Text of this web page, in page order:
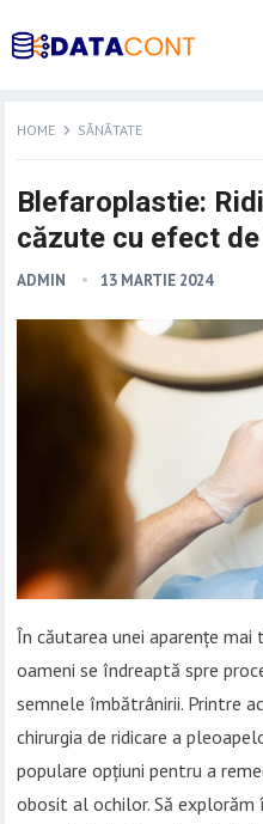
HOME SĂNĂTATE
Blefaroplastie:
căzute cu efect
ADMIN 13 MARTIE 2024
În căutarea unei aparențe
oameni se îndreaptă spre
semnele îmbătrânirii. Printre
chirurgia de ridicare a
populare opțiuni pentru a
obosit al ochilor. Să